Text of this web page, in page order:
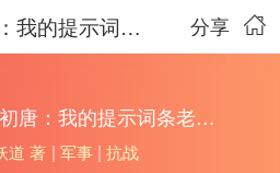
分享
人在初唐：我的提示词条老不正经
人在初唐：我的提示词条老不正经
道 著 | 军事 | 抗战